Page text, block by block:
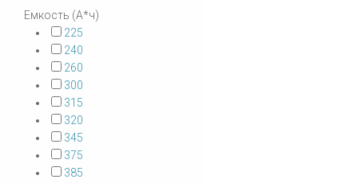
Емкость (А*ч)
225
240
260
300
315
320
345
375
385